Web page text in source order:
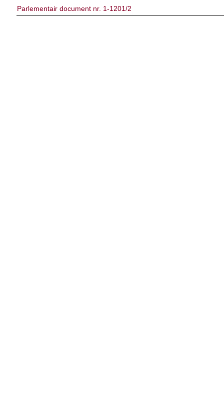
Parlementair document nr. 1-1201/2